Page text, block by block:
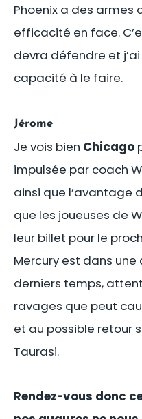
Phoenix a des armes
efficacité en face.
devra défendre et
capacité à le faire.
Jérome
Je vois bien Chicago
impulsée par coach
ainsi que l’avantage
que les joueuses de
leur billet pour le
Mercury est dans
derniers temps,
ravages que peut
et au possible retour
Taurasi.
Rendez-vous donc